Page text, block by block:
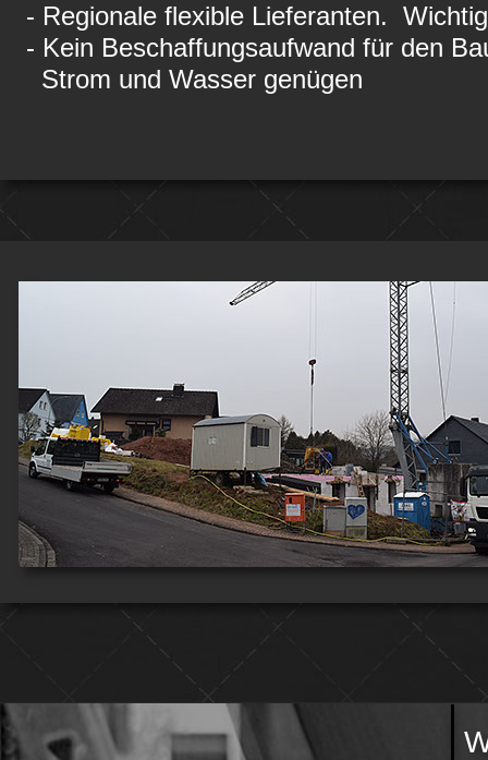
- Regionale flexible Lieferanten.
- Kein Beschaffungsaufwand für den
Strom und Wasser genügen